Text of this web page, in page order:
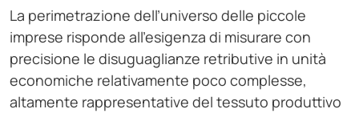
La perimetrazione dell’universo delle piccole
imprese risponde all’esigenza di misurare con
precisione le disuguaglianze retributive in unità
economiche relativamente poco complesse,
altamente rappresentative del tessuto produttivo